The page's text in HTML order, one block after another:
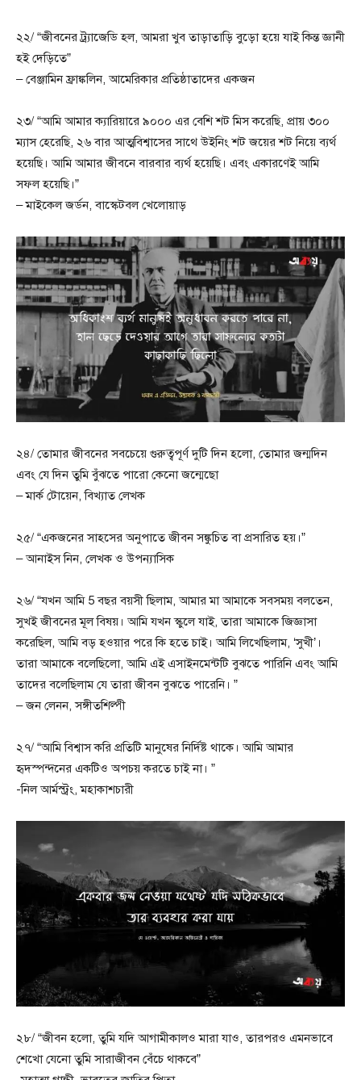
২২/ “জীবনের ট্র্যাজেডি হল, আমরা খুব তাড়াতাড়ি বুড়ো হয়ে যাই কিন্ত জ্ঞানী
হই দেড়িতে”
– বেঞ্জামিন ফ্রাঙ্কলিন, আমেরিকার প্রতিষ্ঠাতাদের একজন
২৩/ “আমি আমার ক্যারিয়ারে ৯০০০ এর বেশি শট মিস করেছি, প্রায় ৩০০
ম্যাস হেরেছি, ২৬ বার আত্মবিশ্বাসের সাথে উইনিং শট জয়ের শট নিয়ে ব্যর্থ
হয়েছি। আমি আমার জীবনে বারবার ব্যর্থ হয়েছি। এবং একারণেই আমি
সফল হয়েছি।”
– মাইকেল জর্ডন, বাস্কেটবল খেলোয়াড়
২৪/ তোমার জীবনের সবচেয়ে গুরুত্বপূর্ণ দুটি দিন হলো, তোমার জন্মদিন
এবং যে দিন তুমি বুঁঝতে পারো কেনো জন্মেছো
– মার্ক টোয়েন, বিখ্যাত লেখক
২৫/ “একজনের সাহসের অনুপাতে জীবন সঙ্কুচিত বা প্রসারিত হয়।”
– আনাইস নিন, লেখক ও উপন্যাসিক
২৬/ “যখন আমি 5 বছর বয়সী ছিলাম, আমার মা আমাকে সবসময় বলতেন,
সুখই জীবনের মূল বিষয়। আমি যখন স্কুলে যাই, তারা আমাকে জিজ্ঞাসা
করেছিল, আমি বড় হওয়ার পরে কি হতে চাই। আমি লিখেছিলাম, ‘সুখী’।
তারা আমাকে বলেছিলো, আমি এই এসাইনমেন্টটি বুঝতে পারিনি এবং আমি
তাদের বলেছিলাম যে তারা জীবন বুঝতে পারেনি। ”
– জন লেনন, সঙ্গীতশিল্পী
২৭/ “আমি বিশ্বাস করি প্রতিটি মানুষের নির্দিষ্ট থাকে। আমি আমার
হৃদস্পন্দনের একটিও অপচয় করতে চাই না। ”
-নিল আর্মস্ট্রং, মহাকাশচারী
২৮/ “জীবন হলো, তুমি যদি আগামীকালও মারা যাও, তারপরও এমনভাবে
শেখো যেনো তুমি সারাজীবন বেঁচে থাকবে”